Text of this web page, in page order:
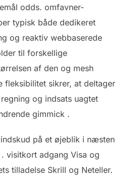
odds. omfavner-
typisk både dedikeret
og reaktiv webbaserede
til forskellige
af ​​den og mesh
fleksibilitet sikrer, at deltager
og indsats uagtet
gimmick .
på et øjeblik i næsten
visitkort adgang Visa og
tilladelse Skrill og Neteller.